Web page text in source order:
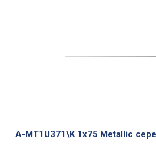
A-MT1U371\K 1x75 Metallic